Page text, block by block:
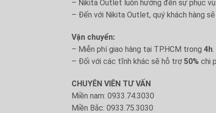
– Nikita Outlet luôn hướng đến sự phục
– Đến với Nikita Outlet, quý khách hàng
Vận chuyển:
– Miễn phí giao hàng tại TP.HCM trong 4h.
– Đối với các tĩnh khác sẽ hỗ trợ 50% chi
CHUYÊN VIÊN TƯ VẤN
Miền nam: 0933.74.3030
Miền Bắc: 0933.75.3030